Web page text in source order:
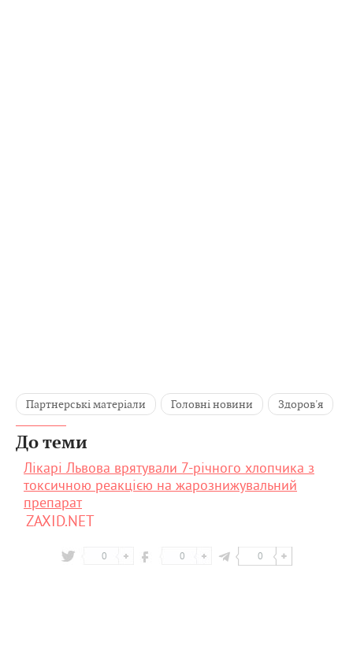
Партнерські матеріали Головні новини Здоров'я
До теми
Лікарі Львова врятували 7-річного хлопчика з
токсичною реакцією на жарознижувальний
препарат
ZAXID.NET
0 0 0